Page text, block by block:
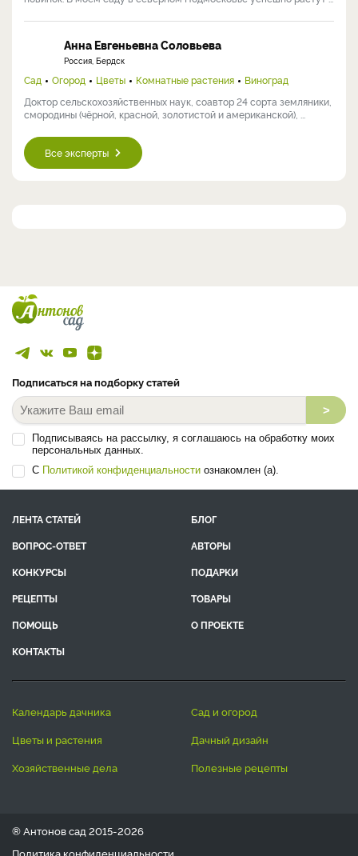
Анна Евгеньевна Соловьева
Россия, Бердск
Сад Огород Цветы Комнатные растения
Виноград
Доктор сельскохозяйственных наук, соавтор 24 сорта земляники,
смородины (чёрной, красной, золотистой и американской), ...
Все эксперты
Подписаться на подборку статей
>
Подписываясь на рассылку, я соглашаюсь на обработку моих
персональных данных.
С Политикой конфиденциальности ознакомлен (а).
ЛЕНТА СТАТЕЙ
БЛОГ
ВОПРОС-ОТВЕТ
АВТОРЫ
КОНКУРСЫ
ПОДАРКИ
РЕЦЕПТЫ
ТОВАРЫ
ПОМОЩЬ
О ПРОЕКТЕ
КОНТАКТЫ
календарь дачника
сад и огород
цветы и растения
дачный дизайн
хозяйственные дела
полезные рецепты
® Антонов сад 2015-2026
Политика конфиденциальности